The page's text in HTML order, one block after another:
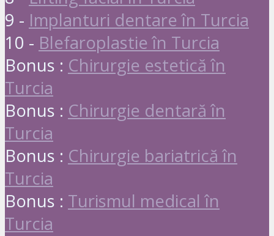
9 - Implanturi dentare în Turcia
10 - Blefaroplastie în Turcia
Bonus : Chirurgie estetică în
Turcia
Bonus : Chirurgie dentară în
Turcia
Bonus : Chirurgie bariatrică în
Turcia
Bonus : Turismul medical în
Turcia